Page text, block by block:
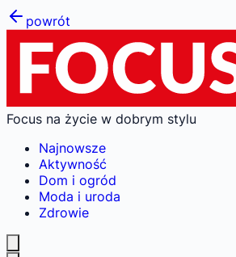
powrót
Focus na życie w dobrym stylu
Najnowsze
Aktywność
Dom i ogród
Moda i uroda
Zdrowie